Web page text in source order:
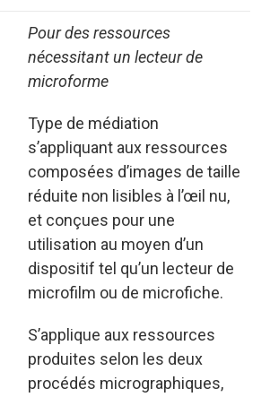
Pour des ressources
nécessitant un lecteur de
microforme
Type de médiation
s’appliquant aux ressources
composées d’images de taille
réduite non lisibles à l’œil nu,
et conçues pour une
utilisation au moyen d’un
dispositif tel qu’un lecteur de
microfilm ou de microfiche.
S’applique aux ressources
produites selon les deux
procédés micrographiques,